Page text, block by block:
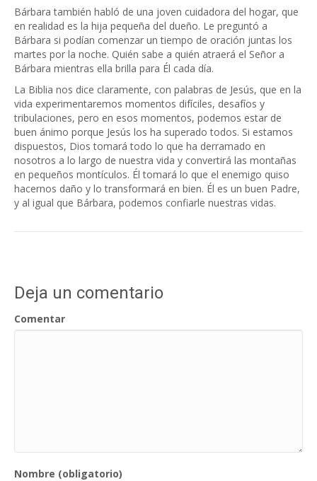
Bárbara también habló de una joven cuidadora del hogar, que
en realidad es la hija pequeña del dueño. Le preguntó a
Bárbara si podían comenzar un tiempo de oración juntas los
martes por la noche. Quién sabe a quién atraerá el Señor a
Bárbara mientras ella brilla para Él cada día.
La Biblia nos dice claramente, con palabras de Jesús, que en la
vida experimentaremos momentos difíciles, desafíos y
tribulaciones, pero en esos momentos, podemos estar de
buen ánimo porque Jesús los ha superado todos. Si estamos
dispuestos, Dios tomará todo lo que ha derramado en
nosotros a lo largo de nuestra vida y convertirá las montañas
en pequeños montículos. Él tomará lo que el enemigo quiso
hacernos daño y lo transformará en bien. Él es un buen Padre,
y al igual que Bárbara, podemos confiarle nuestras vidas.
Deja un comentario
Comentar
Nombre (obligatorio)